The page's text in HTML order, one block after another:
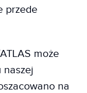
przede
może
naszej
na